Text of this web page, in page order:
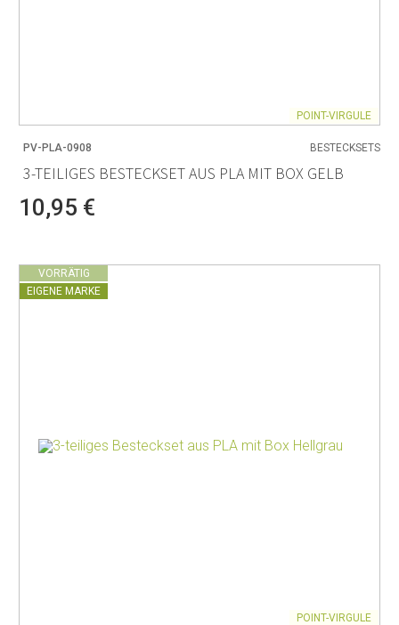
POINT-VIRGULE
PV-PLA-0908 BESTECKSETS
3-TEILIGES BESTECKSET AUS PLA MIT BOX GELB
10,95 €
VORRÄTIG
EIGENE MARKE
POINT-VIRGULE